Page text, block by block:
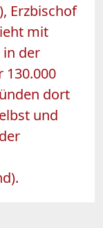
Erzbischof
mit
in der
130.000
dort
und